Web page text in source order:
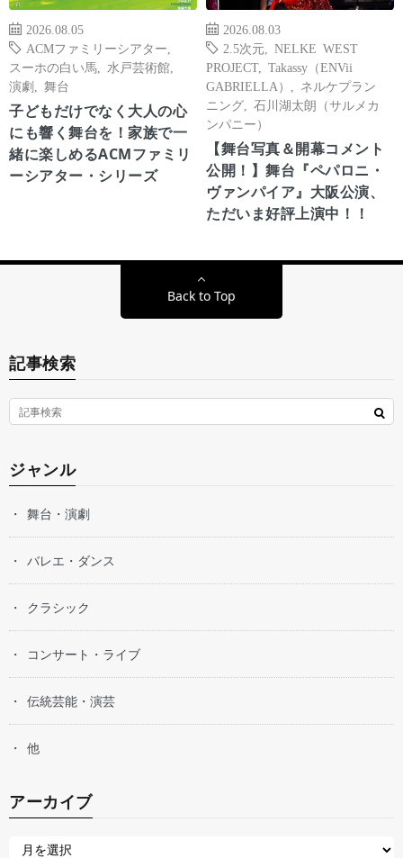
2026.08.05
ACMファミリーシアター
スーホの白い馬
水戸芸術館
演劇
舞台
子どもだけでなく大人の心
にも響く舞台を！家族で一
緒に楽しめるACMファミリ
ーシアター・シリーズ
2026.08.03
2.5次元
NELKE WEST
PROJECT, Takassy（ENVii
GABRIELLA）
ネルケプラン
ニング
石川湖太朗（サルメカ
ンパニー）
【舞台写真＆開幕コメント
公開！】舞台『ペパロニ・
ヴァンパイア』大阪公演、
ただいま好評上演中！！
Back to Top
記事検索
ジャンル
舞台・演劇
バレエ・ダンス
クラシック
コンサート・ライブ
伝統芸能・演芸
他
アーカイブ